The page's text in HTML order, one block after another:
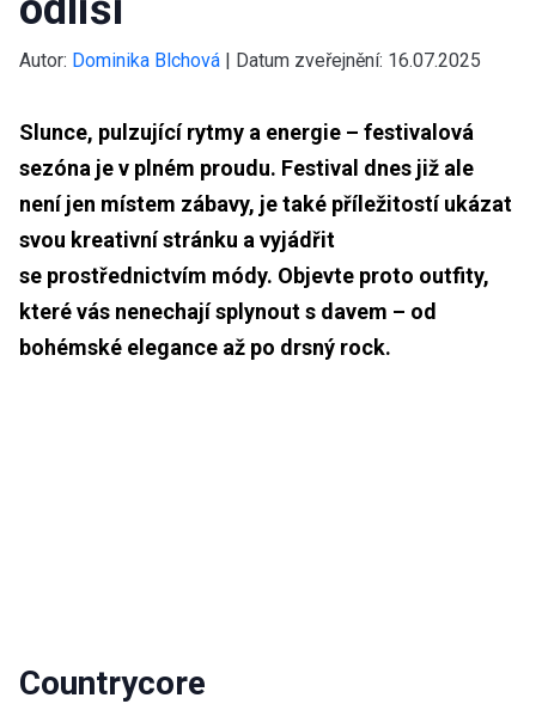
Autor: Dominika Blchová | Datum zveřejnění: 16.07.2025
Slunce, pulzující rytmy a energie – festivalová
sezóna je v plném proudu. Festival dnes již ale
není jen místem zábavy, je také příležitostí ukázat
svou kreativní stránku a vyjádřit
se prostřednictvím módy. Objevte proto outfity,
které vás nenechají splynout s davem – od
bohémské elegance až po drsný rock.
Countrycore